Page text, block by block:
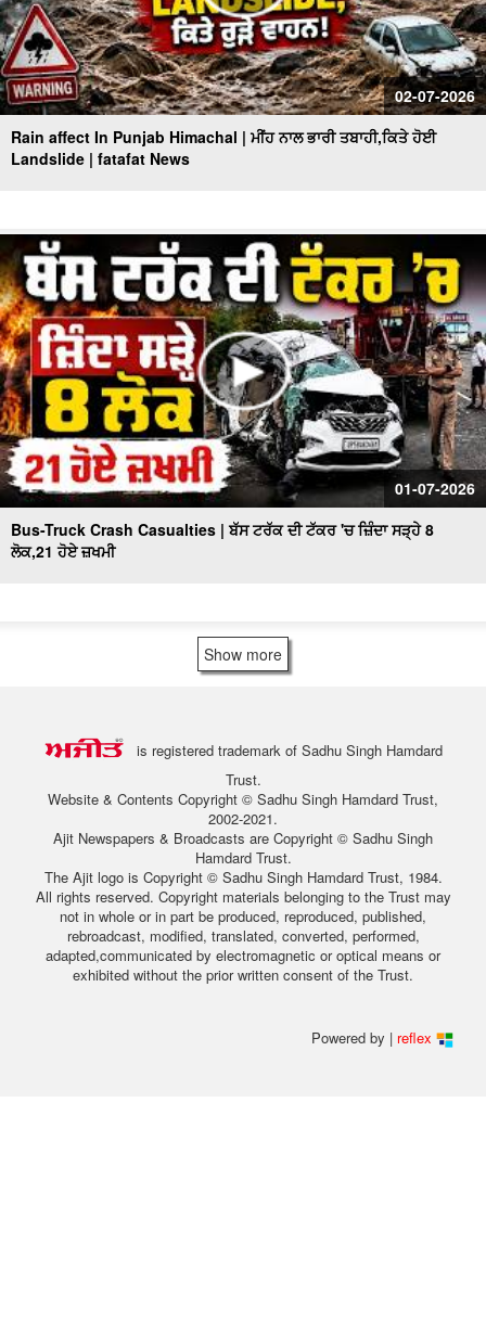
02-07-2026
Rain affect In Punjab Himachal | ਮੀਂਹ ਨਾਲ ਭਾਰੀ ਤਬਾਹੀ,ਕਿਤੇ ਹੋਈ
Landslide | fatafat News
01-07-2026
Bus-Truck Crash Casualties | ਬੱਸ ਟਰੱਕ ਦੀ ਟੱਕਰ 'ਚ ਜ਼ਿੰਦਾ ਸੜ੍ਹੇ 8
ਲੋਕ,21 ਹੋਏ ਜ਼ਖਮੀ
Show more
is registered trademark of Sadhu Singh Hamdard
Trust.
Website & Contents Copyright © Sadhu Singh Hamdard Trust,
2002-2021.
Ajit Newspapers & Broadcasts are Copyright © Sadhu Singh
Hamdard Trust.
The Ajit logo is Copyright © Sadhu Singh Hamdard Trust, 1984.
All rights reserved. Copyright materials belonging to the Trust may
not in whole or in part be produced, reproduced, published,
rebroadcast, modified, translated, converted, performed,
adapted,communicated by electromagnetic or optical means or
exhibited without the prior written consent of the Trust.
Powered by | reflex